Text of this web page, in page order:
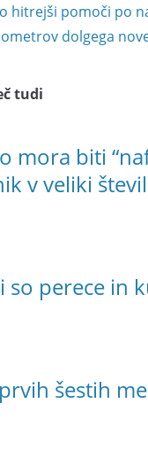
hitrejši pomoči po
dolgega
tudi
mora biti
v veliki
so perece in
šestih